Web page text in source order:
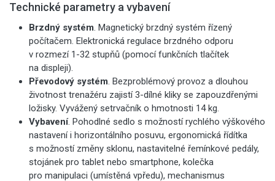
Technické parametry a vybavení
Brzdný systém. Magnetický brzdný systém řízený
počítačem. Elektronická regulace brzdného odporu
v rozmezí 1-32 stupňů (pomocí funkčních tlačítek
na displeji).
Převodový systém. Bezproblémový provoz a dlouhou
životnost trenažéru zajistí 3-dílné kliky se zapouzdřenými
ložisky. Vyvážený setrvačník o hmotnosti 14 kg.
Vybavení. Pohodlné sedlo s možností rychlého výškového
nastavení i horizontálního posuvu, ergonomická řídítka
s možností změny sklonu, nastavitelné řemínkové pedály,
stojánek pro tablet nebo smartphone, kolečka
pro manipulaci (umístěná vpředu), mechanismus